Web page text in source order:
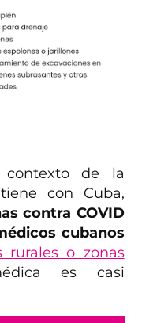
contexto de la
con Cuba,
contra COVID
cubanos
rurales o zonas
es casi